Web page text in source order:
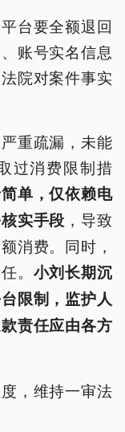
台要全额退回
账号实名信息
院对案件事实
重疏漏，未能
过消费限制措
单，仅依赖电
实手段 ，导致
消费。同时，
。 小刘长期沉
限制，监护人
责任应由各方
，维持一审法